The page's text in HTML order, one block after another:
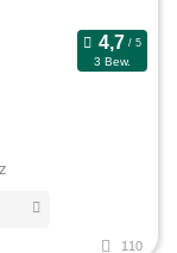
3 Bew.
110